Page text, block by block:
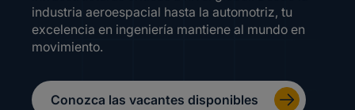
industria aeroespacial hasta la automotriz, tu
excelencia en ingeniería mantiene al mundo en
movimiento.
Conozca las vacantes disponibles